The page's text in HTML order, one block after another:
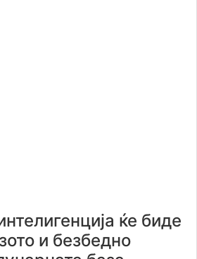
ќе биде
и безбедно